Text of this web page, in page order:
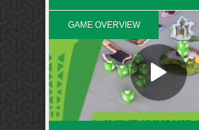
GAME OVERVIEW